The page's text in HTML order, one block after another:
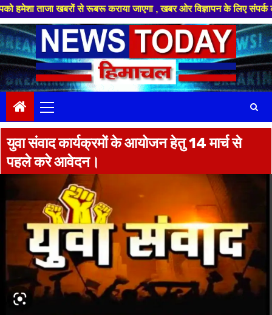
से रूबरू कराया जाएगा , खबर ओर विज्ञापन के लिए संपर्क करे +91
Skip
to
content
Menu
युवा संवाद कार्यक्रमों के आयोजन हेतु 14 मार्च से
पहले करे आवेदन।